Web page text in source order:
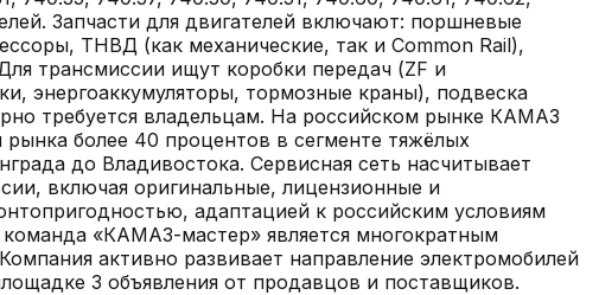
Запчасти для двигателей включают: поршневые
ТНВД (как механические, так и Common Rail),
трансмиссии ищут коробки передач (ZF и
энергоаккумуляторы, тормозные краны), подвеска
требуется владельцам. На российском рынке КАМАЗ
более 40 процентов в сегменте тяжёлых
до Владивостока. Сервисная сеть насчитывает
включая оригинальные, лицензионные и
адаптацией к российским условиям
«КАМАЗ-мастер» является многократным
активно развивает направление электромобилей
3 объявления от продавцов и поставщиков.